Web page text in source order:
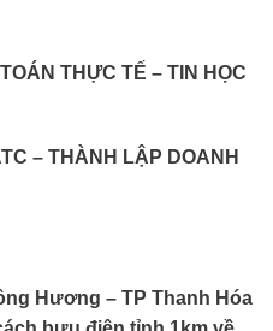
THỰC TẾ – TIN HỌC
– THÀNH LẬP DOANH
Hương – TP Thanh Hóa